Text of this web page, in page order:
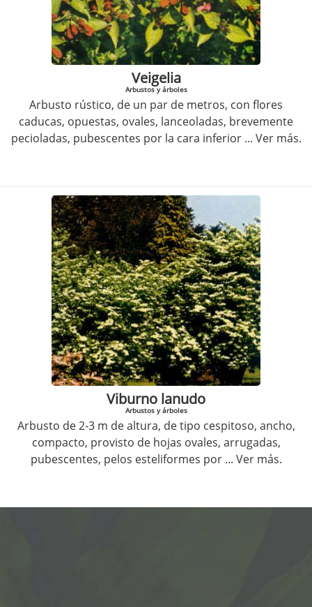
Veigelia
Arbustos y árboles
Arbusto rústico, de un par de metros, con flores
caducas, opuestas, ovales, lanceoladas, brevemente
pecioladas, pubescentes por la cara inferior... Ver más.
Viburno lanudo
Arbustos y árboles
Arbusto de 2-3 m de altura, de tipo cespitoso, ancho,
compacto, provisto de hojas ovales, arrugadas,
pubescentes, pelos esteliformes por... Ver más.